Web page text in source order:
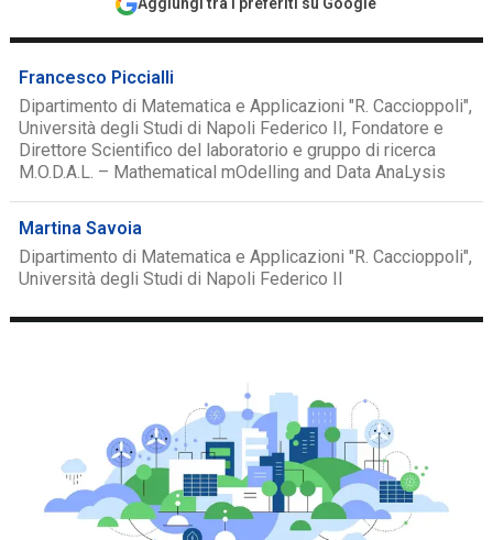
Francesco Piccialli
Dipartimento di Matematica e Applicazioni "R. Caccioppoli",
Università degli Studi di Napoli Federico II, Fondatore e
Direttore Scientifico del laboratorio e gruppo di ricerca
M.O.D.A.L. – Mathematical mOdelling and Data AnaLysis
Martina Savoia
Dipartimento di Matematica e Applicazioni "R. Caccioppoli",
Università degli Studi di Napoli Federico II